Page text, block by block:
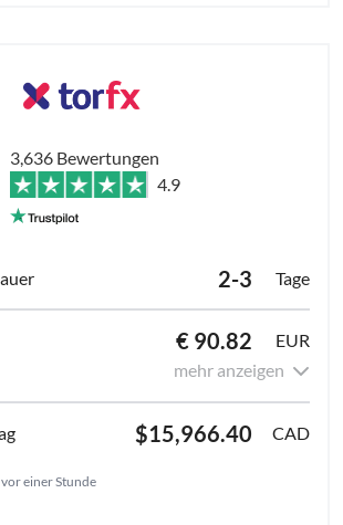
3,636 Bewertungen
4.9
2-3 Tage
€ 90.82
EUR
mehr anzeigen
$15,966.40 CAD
vor einer Stunde